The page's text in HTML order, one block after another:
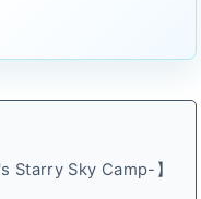
Starry Sky Camp-】